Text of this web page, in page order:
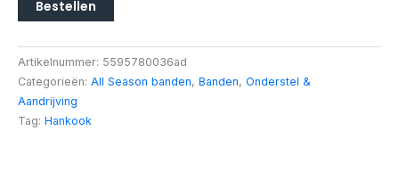
Bestellen
Artikelnummer: 5595780036ad
Categorieën: All Season banden, Banden, Onderstel &
Aandrijving
Tag: Hankook